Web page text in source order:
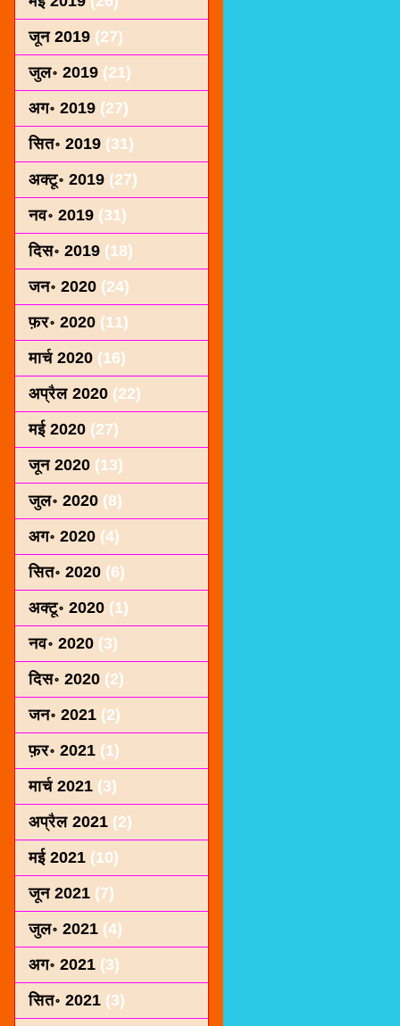
जून 2019 (27)
जुल॰ 2019 (21)
अग॰ 2019 (27)
सित॰ 2019 (31)
अक्टू॰ 2019 (27)
नव॰ 2019 (31)
दिस॰ 2019 (18)
जन॰ 2020 (24)
फ़र॰ 2020 (11)
मार्च 2020 (16)
अप्रैल 2020 (22)
मई 2020 (27)
जून 2020 (13)
जुल॰ 2020 (8)
अग॰ 2020 (4)
सित॰ 2020 (6)
अक्टू॰ 2020 (1)
नव॰ 2020 (3)
दिस॰ 2020 (2)
जन॰ 2021 (2)
फ़र॰ 2021 (1)
मार्च 2021 (3)
अप्रैल 2021 (2)
मई 2021 (10)
जून 2021 (7)
जुल॰ 2021 (4)
अग॰ 2021 (3)
सित॰ 2021 (3)